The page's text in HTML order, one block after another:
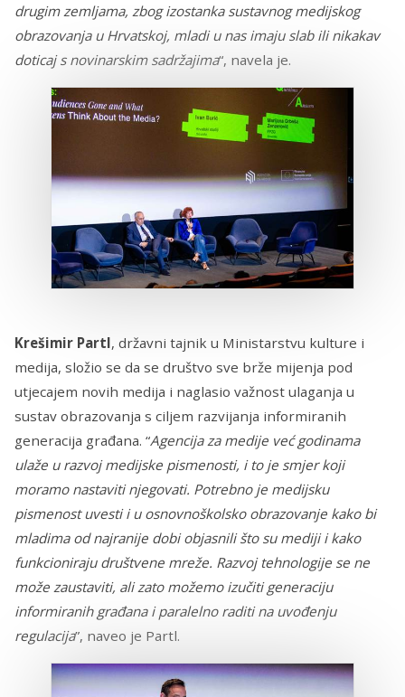
drugim zemljama, zbog izostanka sustavnog medijskog
obrazovanja u Hrvatskoj, mladi u nas imaju slab ili nikakav
doticaj s novinarskim sadržajima“, navela je.
Krešimir Partl, državni tajnik u Ministarstvu kulture i
medija, složio se da se društvo sve brže mijenja pod
utjecajem novih medija i naglasio važnost ulaganja u
sustav obrazovanja s ciljem razvijanja informiranih
generacija građana. “Agencija za medije već godinama
ulaže u razvoj medijske pismenosti, i to je smjer koji
moramo nastaviti njegovati. Potrebno je medijsku
pismenost uvesti i u osnovnoškolsko obrazovanje kako bi
mladima od najranije dobi objasnili što su mediji i kako
funkcioniraju društvene mreže. Razvoj tehnologije se ne
može zaustaviti, ali zato možemo izučiti generaciju
informiranih građana i paralelno raditi na uvođenju
regulacija”, naveo je Partl.